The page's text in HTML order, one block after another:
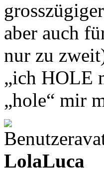
aber auch
nur zu
„ich HOLE
„hole“ mir
LolaLuca